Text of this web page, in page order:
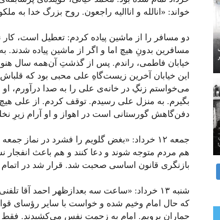
‌خواند: «انا‌لله و انا‌الیه راجعون. روح بزرگ خدا به
دو مسافر را از ماشین پیاده کردم: تعطیل است،
مسافرین بدونِ هیچ اما و اگر از ماشین پیاده
خیابان فاطمی، راندم. پس از گذشتِ آن‌همه سال
این خیابان آخرین زیست‌گاهِ علی محبی بود که
می‌خواستم زنگِ در خانه‌ی علی را به صدا در‌آورم، او
بگیرم. به منزل علی ‌رسیدم. توقف کردم. از علی
دفن‌گاهش گورستانی است در اهواز و او آرام زیرِ
جمعه ۱۲ خرداد: «بغض گلویم را فشرد در نماز
هم مردم متوجه شوند و دعا کنند و هم باعث انفجار
بازنگری قانون اساسی صحبت شد. قرار شد در اتمام
شنبه ۱۳ خرداد: «ساعت سه بعدازظهر احمد آقا
که حال امام وخیم شده و خواست با سایر رؤسای قوا
جماران برویم. امام به زحمت نفس می‌کشیدند.